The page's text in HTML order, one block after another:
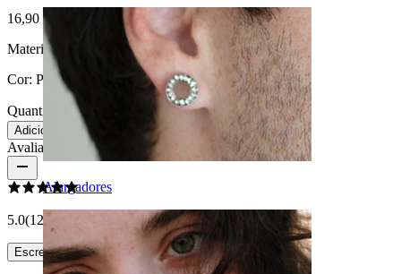
Alargadores
16,90 €
Material:
Aço inoxidável
Cor: Prateado
Quantidade: 1
Adicionar ao carrinho
Avaliações do produto
5.0(12 opiniões)
Escreve uma avaliação